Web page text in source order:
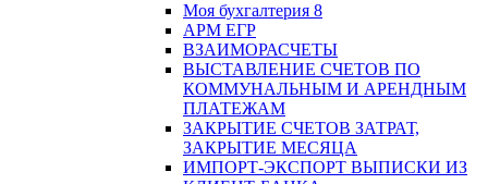
Моя бухгалтерия 8
АРМ ЕГР
ВЗАИМОРАСЧЕТЫ
ВЫСТАВЛЕНИЕ СЧЕТОВ ПО
КОММУНАЛЬНЫМ И АРЕНДНЫМ
ПЛАТЕЖАМ
ЗАКРЫТИЕ СЧЕТОВ ЗАТРАТ,
ЗАКРЫТИЕ МЕСЯЦА
ИМПОРТ-ЭКСПОРТ ВЫПИСКИ ИЗ